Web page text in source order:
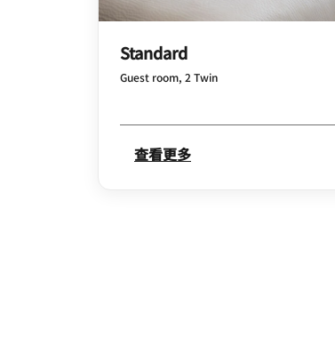
Standard
Guest room, 2 Twin
查看更多